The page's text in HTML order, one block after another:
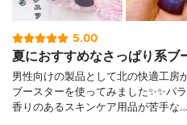
5.00
夏におすすめなさっぱり系ブ
男性向けの製品として北の快適工房
ブースターを使ってみました✨✨パ
香りのあるスキンケア用品が苦手な…